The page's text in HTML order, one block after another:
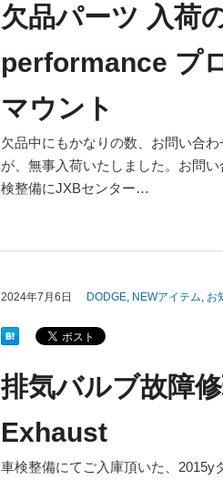
欠品パーツ 入荷
performance プ
マウント
欠品中にもかなりの数、お問い合
が、無事入荷いたしました。お問
検整備にJXBセンター…
2024年7月6日 DODGE, NEWアイテム, お
排気バルブ故障
Exhaust
車検整備にてご入庫頂いた、2015y